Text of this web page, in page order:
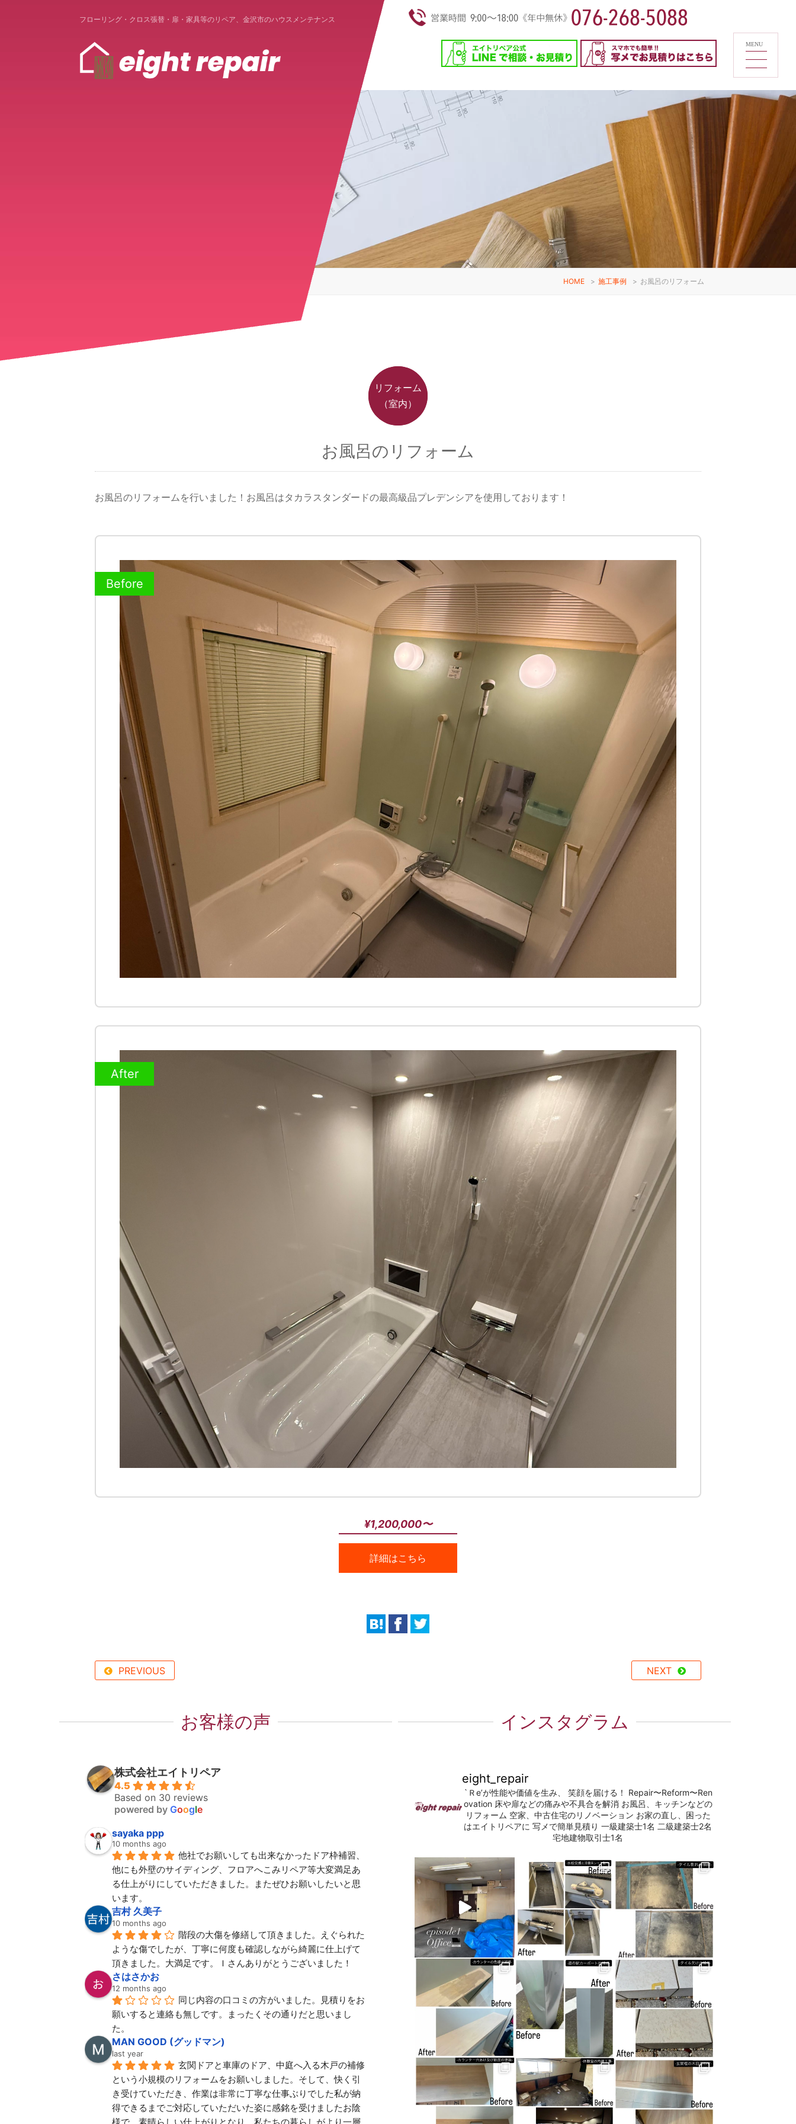
フローリング・クロス張替・扉・家具等のリペア、金沢市のハウスメンテナンス
HOME > 施工事例 > お風呂のリフォーム
リフォーム
（室内）
お風呂のリフォーム
お風呂のリフォームを行いました！お風呂はタカラスタンダードの最高級品プレデンシアを使用しております！
Before
After
¥1,200,000〜
詳細はこちら
PREVIOUS NEXT
お客様の声
株式会社エイトリペア
4.5
Based on 30 reviews
powered by Google
sayaka ppp
10 months ago
他社でお願いしても出来なかったドア枠補習、
他にも外壁のサイディング、フロアへこみリペア等大変満足あ
る仕上がりにしていただきました。またぜひお願いしたいと思
います。
吉村 久美子
10 months ago
階段の大傷を修繕して頂きました。えぐられた
ような傷でしたが、丁寧に何度も確認しながら綺麗に仕上げて
頂きました。大満足です。Ｉさんありがとうございました！
さはさかお
12 months ago
同じ内容の口コミの方がいました。見積りをお
願いすると連絡も無しです。まったくその通りだと思いまし
た。
MAN GOOD (グッドマン)
last year
玄関ドアと車庫のドア、中庭へ入る木戸の補修
という小規模のリフォームをお願いしました。そして、快く引
き受けていただき、作業は非常に丁寧な仕事ぶりでした私が納
得できるまでご対応していただいた姿に感銘を受けましたお陰
インスタグラム
eight_repair
`Ｒe’が性能や価値を生み、 笑顔を届ける！
Repair〜Reform〜Ren
ovation 床や扉などの痛みや不具合を解消 お風呂、キッチンなどの
リフォーム 空家、中古住宅のリノベーション お家の直し、困った
はエイトリペアに 写メで簡単見積り 一級建築士1名 二級建築士2名
宅地建物取引士1名